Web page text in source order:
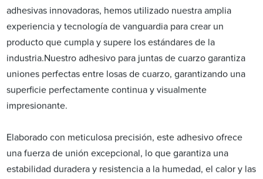
adhesivas innovadoras, hemos utilizado nuestra amplia
experiencia y tecnología de vanguardia para crear un
producto que cumpla y supere los estándares de la
industria.Nuestro adhesivo para juntas de cuarzo garantiza
uniones perfectas entre losas de cuarzo, garantizando una
superficie perfectamente continua y visualmente
impresionante.
Elaborado con meticulosa precisión, este adhesivo ofrece
una fuerza de unión excepcional, lo que garantiza una
estabilidad duradera y resistencia a la humedad, el calor y las